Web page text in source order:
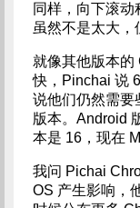
同样，向下滚动
虽然不是太大，
就像其他版本的
快，Pinchai 说
说他们仍然需要
版本。Android
本是 16，现在
我问 Pichai
OS 产生影响，